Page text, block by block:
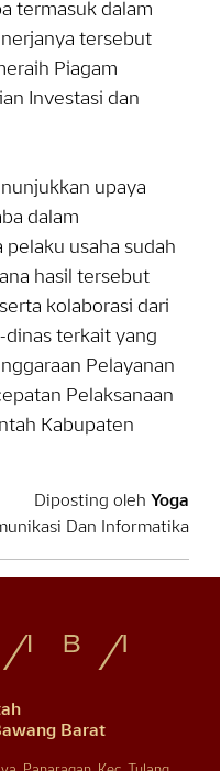
termasuk dalam
tersebut
Piagam
Investasi dan
upaya
dalam
usaha sudah
hasil tersebut
kolaborasi dari
dinas terkait yang
Pelayanan
Pelaksanaan
Kabupaten
Diposting oleh Yoga
Dan Informatika
Barat